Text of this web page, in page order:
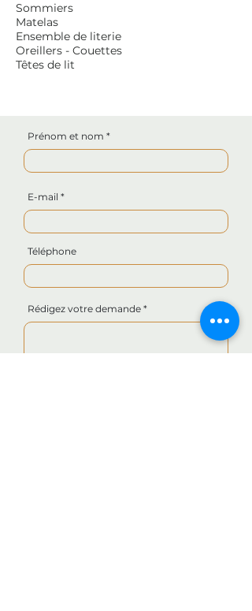
Sommiers
Matelas
Ensemble de literie
Oreillers - Couettes
Têtes de lit
Prénom et nom
E-mail
Téléphone
Rédigez votre demande